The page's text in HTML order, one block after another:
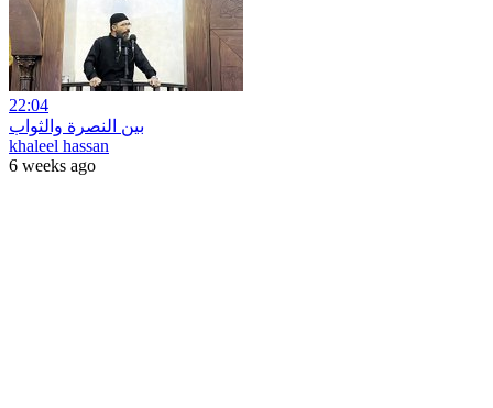
22:04
بين النصرة والثواب
khaleel hassan
6 weeks ago